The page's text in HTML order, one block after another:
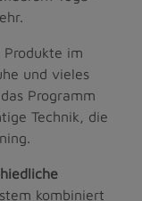
Produkte im
und vieles
Programm
Technik, die
kombiniert